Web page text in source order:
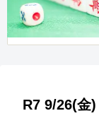
R7 9/26(金